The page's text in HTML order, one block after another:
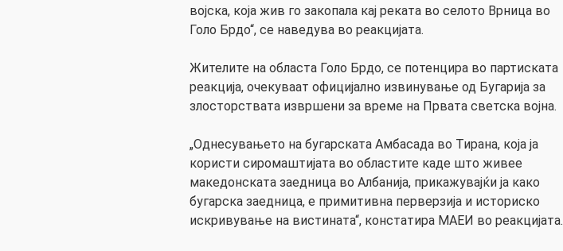
војска, која жив го закопала кај реката во селото Врница во
Голо Брдо“, се наведува во реакцијата.
Жителите на областа Голо Брдо, се потенцира во партиската
реакција, очекуваат официјално извинување од Бугарија за
злосторствата извршени за време на Првата светска војна.
„Однесувањето на бугарската Амбасада во Тирана, која ја
користи сиромаштијата во областите каде што живее
македонската заедница во Албанија, прикажувајќи ја како
бугарска заедница, е примитивна перверзија и историско
искривување на вистината“, констатира МАЕИ во реакцијата.